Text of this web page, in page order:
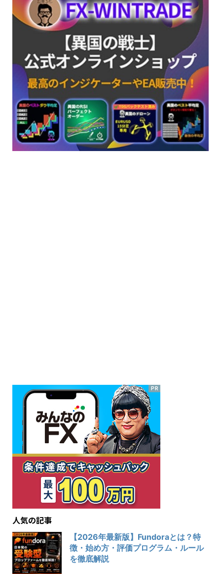
人気の記事
【2026年最新版】Fundoraとは？特
徴・始め方・評価プログラム・ルール
を徹底解説